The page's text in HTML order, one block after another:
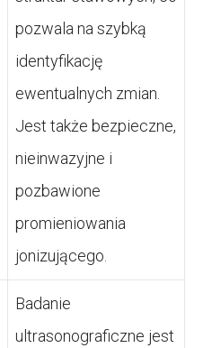
pozwala na szybką
identyfikację
ewentualnych zmian.
Jest także bezpieczne,
nieinwazyjne i
pozbawione
promieniowania
jonizującego.
Badanie
ultrasonograficzne jest